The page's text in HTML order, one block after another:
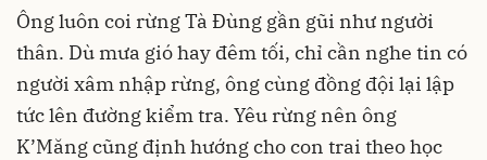
Ông luôn coi rừng Tà Đùng gần gũi như người
thân. Dù mưa gió hay đêm tối, chỉ cần nghe tin có
người xâm nhập rừng, ông cùng đồng đội lại lập
tức lên đường kiểm tra. Yêu rừng nên ông
K’Măng cũng định hướng cho con trai theo học